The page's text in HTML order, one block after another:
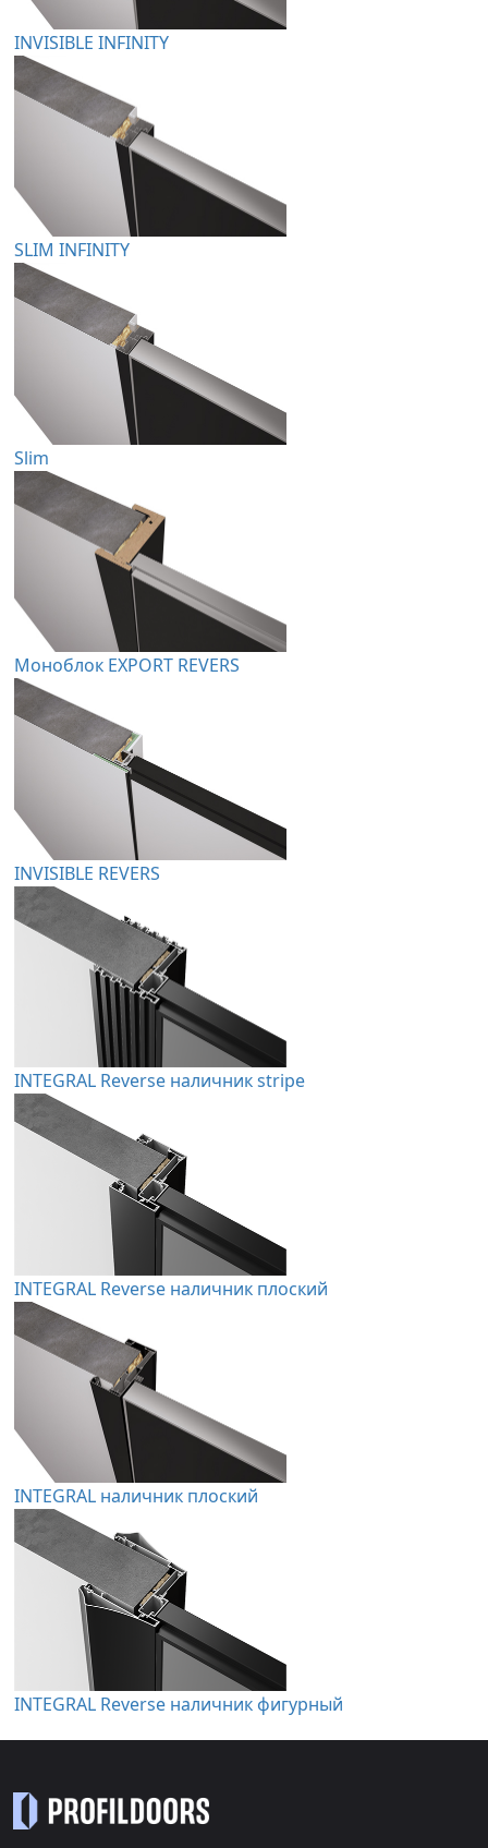
INVISIBLE INFINITY
SLIM INFINITY
Slim
Моноблок EXPORT REVERS
INVISIBLE REVERS
INTEGRAL Reverse наличник stripe
INTEGRAL Reverse наличник плоский
INTEGRAL наличник плоский
INTEGRAL Reverse наличник фигурный